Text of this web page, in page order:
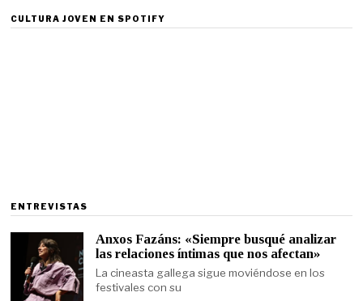
CULTURA JOVEN EN SPOTIFY
ENTREVISTAS
Anxos Fazáns: «Siempre busqué analizar
las relaciones íntimas que nos afectan»
La cineasta gallega sigue moviéndose en los
festivales con su